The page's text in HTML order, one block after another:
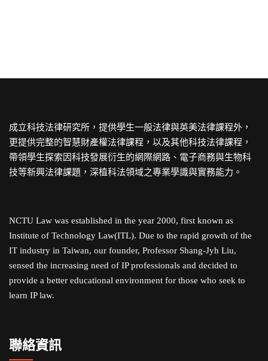
成立科技法律研究所，提供學生一般法律與英美法律課程外，
更提供完整的智慧財產權法律課程，以及其他科技法律課程，
帶領學生探索因科技發展衍生的網際網路、電子商務與生物科
技等新興法律課題，深植科法領域之專業學識與實務能力。
NCTU Law was established in the year 2000, first known as
Institute of Technology Law(ITL). Due to the rapid growth of the
IT industry in Taiwan, our founder, Professor Shang-Jyh Liu,
sensed the increasing need of IP professionals and decided to
provide a better educational environment for those who seek to
learn IP law.
聯絡資訊